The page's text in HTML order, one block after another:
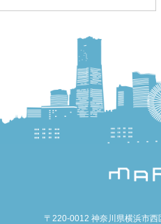
〒220-0012 神奈川県横浜市